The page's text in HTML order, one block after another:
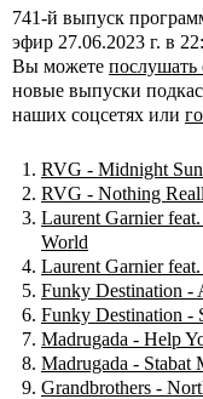
741-й выпуск
эфир 27.06.2023 г. в
Вы можете послушать
новые выпуски
наших соцсетях или
RVG - Midnight Sun
RVG - Nothing
Laurent Garnier
World
Laurent Garnier
Funky Destination -
Funky Destination -
Madrugada - Help
Madrugada - Stabat
Grandbrothers -